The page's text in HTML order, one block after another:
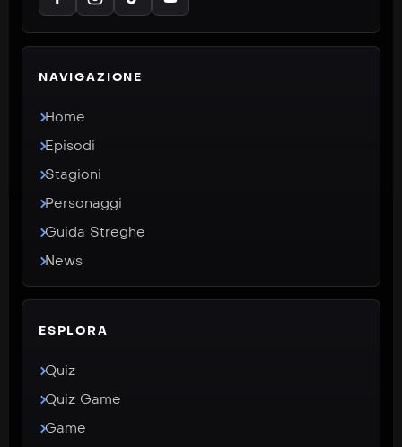
NAVIGAZIONE
Home
Episodi
Stagioni
Personaggi
Guida Streghe
News
ESPLORA
Quiz
Quiz Game
Game